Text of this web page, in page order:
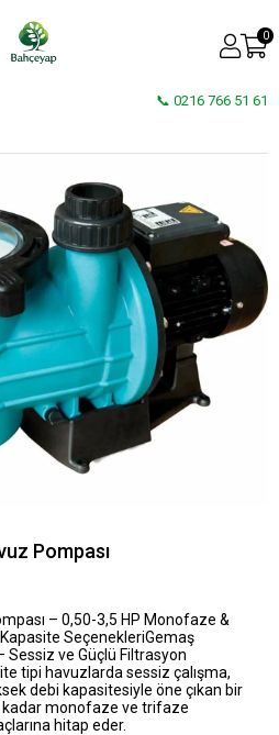
0
📞 0216 766 51 61
Pompası
– 0,50-3,5 HP Monofaze &
SeçenekleriGemaş
Sessiz ve Güçlü Filtrasyon
tipi havuzlarda sessiz çalışma,
debi kapasitesiyle öne çıkan bir
kadar monofaze ve trifaze
hitap eder.